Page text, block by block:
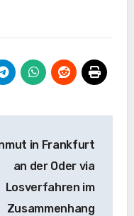
in Frankfurt
an der Oder via
Losverfahren im
Zusammenhang